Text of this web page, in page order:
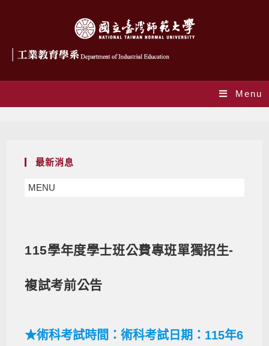
Menu
最新消息
MENU
115學年度學士班公費專班單獨招生-
複試考前公告
★術科考試時間：術科考試日期：115年6